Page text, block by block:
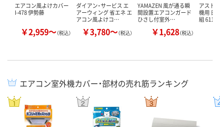
エアコン風よけカバー
I-478 伊勢藤
￥2,959～（税込）
ダイアン・サービス エ
アーウィング 省エネ エ
アコン風よけコ…
￥3,780～（税込）
YAMAZEN 風が通る瞬
間設置エアコンガード
ひさし付室外…
￥1,628（税込）
アスト
機用 日
組 611-
エアコン室外機カバー・部材の売れ筋ランキング